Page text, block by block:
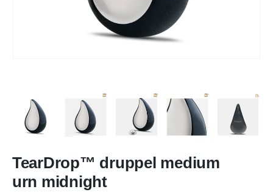
TearDrop™ druppel medium
urn midnight